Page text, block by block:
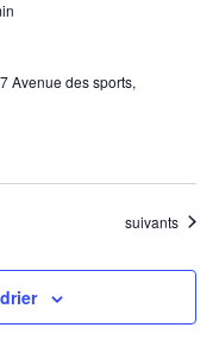
Avenue des sports,
Évènements
suivants